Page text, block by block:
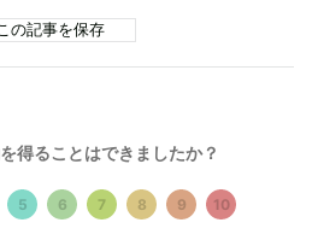
この記事を保存
得ることはできましたか？
5 6 7 8 9 10